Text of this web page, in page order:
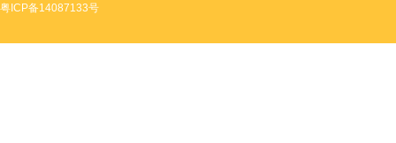
粤ICP备14087133号